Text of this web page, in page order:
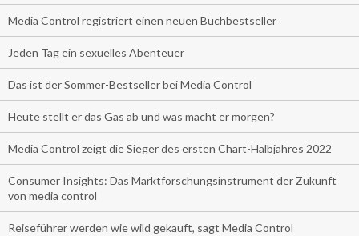
Media Control registriert einen neuen Buchbestseller
Jeden Tag ein sexuelles Abenteuer
Das ist der Sommer-Bestseller bei Media Control
Heute stellt er das Gas ab und was macht er morgen?
Media Control zeigt die Sieger des ersten Chart-Halbjahres 2022
Consumer Insights: Das Marktforschungsinstrument der Zukunft
von media control
Reiseführer werden wie wild gekauft, sagt Media Control